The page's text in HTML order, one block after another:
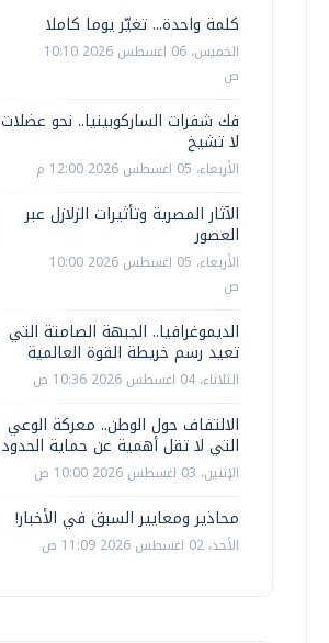
كلمة واحدة... تغيّر يوما كاملا
الخميس، 06 اغسطس 2026 10:10
ص
فك شفرات الساركوبينيا.. نحو عضلات
لا تشيخ
الأربعاء، 05 اغسطس 2026 12:00 م
الآثار المصرية وتأثيرات الزلازل عبر
العصور
الأربعاء، 05 اغسطس 2026 10:00
ص
الديموغرافيا.. الجبهة الصامتة التي
تعيد رسم خريطة القوة العالمية
الثلاثاء، 04 اغسطس 2026 10:36 ص
الالتفاف حول الوطن.. معركة الوعي
التي لا تقل أهمية عن حماية الحدود
الإثنين، 03 اغسطس 2026 10:00 ص
محاذير ومعايير السبق في الأخبار!
الأحد، 02 اغسطس 2026 11:09 ص